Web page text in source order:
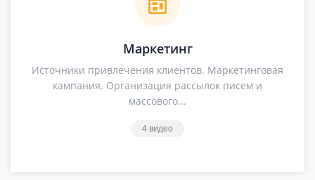
Маркетинг
Источники привлечения клиентов. Маркетинговая
кампания. Организация рассылок писем и
массового...
4 видео